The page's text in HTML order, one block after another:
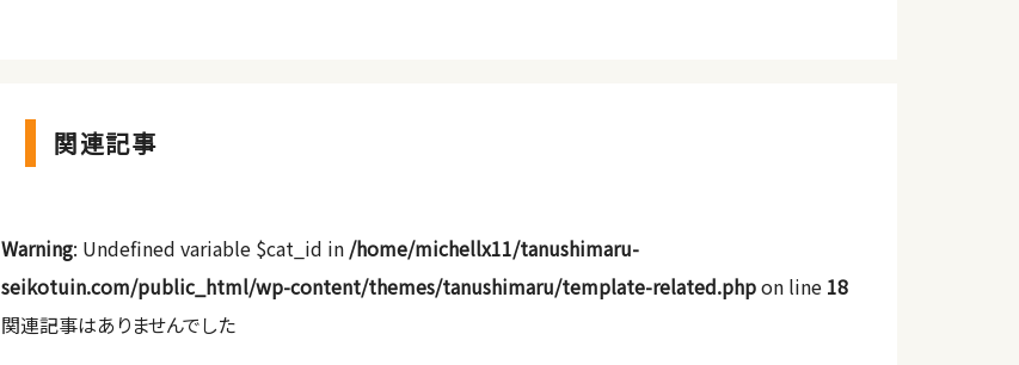
関連記事
Warning: Undefined variable $cat_id in /home/michellx11/tanushimaru-
seikotuin.com/public_html/wp-content/themes/tanushimaru/template-related.phpon line 18
関連記事はありませんでした